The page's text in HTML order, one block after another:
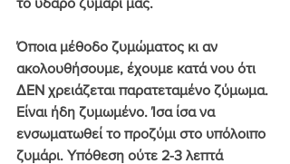
Όποια μέθοδο ζυμώματος κι αν
ακολουθήσουμε, έχουμε κατά νου ότι
ΔΕΝ χρειάζεται παρατεταμένο ζύμωμα.
Είναι ήδη ζυμωμένο. Ίσα ίσα να
ενσωματωθεί το προζύμι στο υπόλοιπο
ζυμάρι. Υπόθεση ούτε 2-3 λεπτά